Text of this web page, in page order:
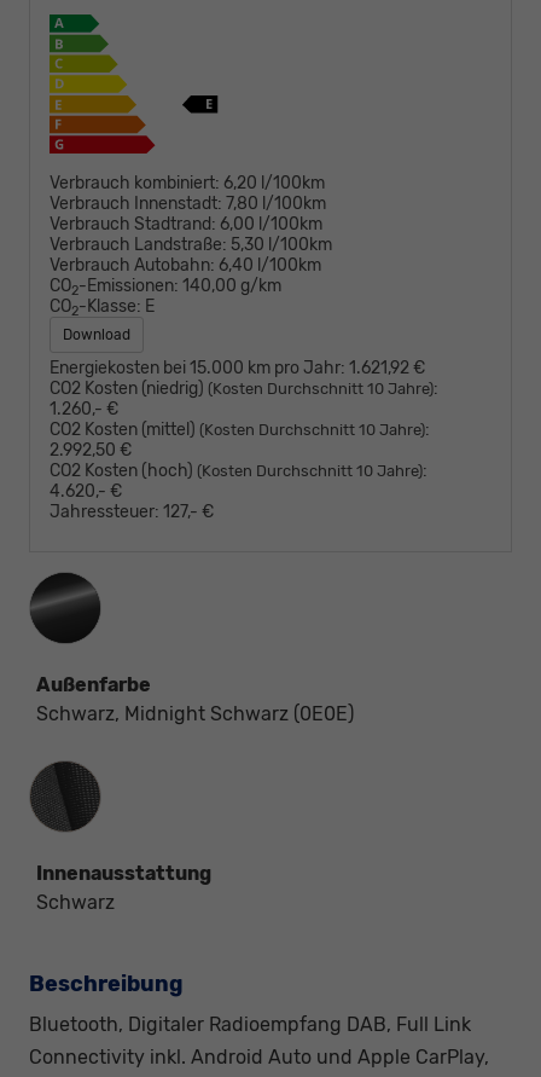
Verbrauch kombiniert: 6,20 l/100km
Verbrauch Innenstadt: 7,80 l/100km
Verbrauch Stadtrand: 6,00 l/100km
Verbrauch Landstraße: 5,30 l/100km
Verbrauch Autobahn: 6,40 l/100km
CO2-Emissionen: 140,00 g/km
CO2-Klasse: E
Download
Energiekosten bei 15.000 km pro Jahr: 1.621,92 €
CO2 Kosten (niedrig) (Kosten Durchschnitt 10 Jahre):
1.260,- €
CO2 Kosten (mittel) (Kosten Durchschnitt 10 Jahre):
2.992,50 €
CO2 Kosten (hoch) (Kosten Durchschnitt 10 Jahre):
4.620,- €
Jahressteuer: 127,- €
Außenfarbe
Schwarz, Midnight Schwarz (0E0E)
Innenausstattung
Innenausstattung
Schwarz
Beschreibung
Bluetooth, Digitaler Radioempfang DAB, Full Link
Connectivity inkl. Android Auto und Apple CarPlay,